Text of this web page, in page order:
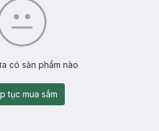
có sản phẩm nào
tục mua sắm